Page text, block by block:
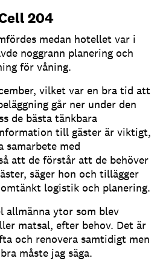
204
medan hotellet var i
noggrann planering och
för våning.
vilket var en bra tid att
går ner under den
de bästa tänkbara
till gäster är viktigt,
med
att de förstår att de behöver
säger hon och tillägger
logistik och planering.
allmänna ytor som blev
matsal, efter behov. Det är
och renovera samtidigt men
måste jag säga.